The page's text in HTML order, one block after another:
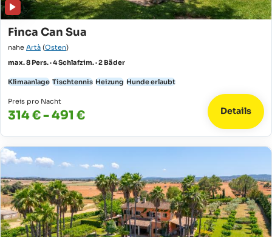
Finca Can Sua
nahe Artà (Osten)
max. 8 Pers. · 4 Schlafzim. · 2 Bäder
Klimaanlage Tischtennis Heizung Hunde erlaubt
Preis pro Nacht
314 € - 491 € Details